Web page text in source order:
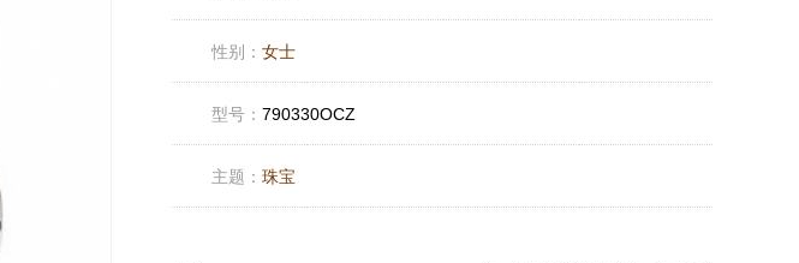
性别： 女士
型号： 790330OCZ
主题： 珠宝